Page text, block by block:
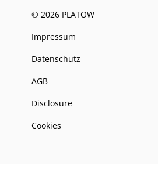
© 2026 PLATOW
Impressum
Datenschutz
AGB
Disclosure
Cookies